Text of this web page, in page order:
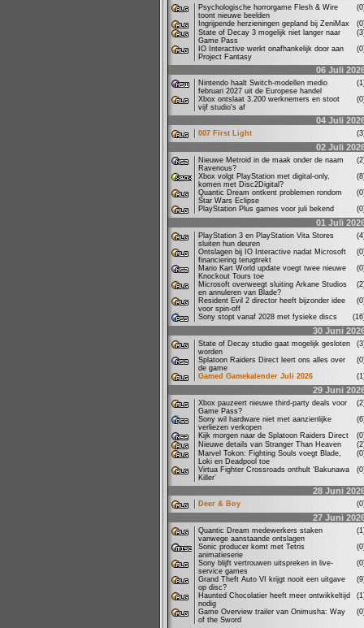
Psychologische horrorgame Flesh & Wire
toont nieuwe beelden
Ingrijpende herzieningen gepland bij ZeniMax
State of Decay 3 mogelijk niet langer naar
Game Pass
IO Interactive werkt onafhankelijk door aan
Project Fantasy
06 Juli
Nintendo haalt Switch-modellen medio
februari 2027 uit de Europese handel
Xbox ontslaat 3.200 werknemers en stoot
vijf studio's af
04 Juli
007 First Light
02 Juli
Nieuwe Metroid in de maak onder de naam
Ravenous?
Xbox volgt PlayStation met digital-only,
komen met Disc2Digital?
Quantic Dream ontkent problemen rondom
Star Wars Eclipse
PlayStation Plus games voor juli bekend
01 Juli
PlayStation 3 en PlayStation Vita Stores
sluiten hun deuren
Ontslagen bij IO Interactive nadat Microsoft
financiering terugtrekt
Mario Kart World update voegt twee nieuwe
Knockout Tours toe
Microsoft overweegt sluiting Arkane Studios
en annuleren van Blade?
Resident Evil 2 director heeft bijzonder idee
voor spin-off
Sony stopt vanaf 2028 met fysieke discs
30 Juni
State of Decay studio gaat mogelijk gesloten
worden
Splatoon Raiders Direct leert ons alles over
de game
Gamed Gamekalender Juli 2026
29 Juni
Xbox pauzeert nieuwe third-party deals voor
Game Pass?
Sony wil hardware niet met aanzienlijke
verliezen verkopen
Kijk morgen naar de Splatoon Raiders Direct
Nieuwe details van Stranger Than Heaven
Marvel Tokon: Fighting Souls voegt Blade,
Loki en Deadpool toe
Virtua Fighter Crossroads onthult ‘Bakunawa
Killer’
28 Juni
Deer & Boy
27 Juni
Quantic Dream medewerkers staken
vanwege aanstaande ontslagen
Sonic producer komt met Tetris
animatieserie
Sony blijft vertrouwen uitspreken in live-
service games
Grand Theft Auto VI krijgt nooit een uitgave
op disc?
Haunted Chocolatier heeft meer ontwikkeltijd
nodig
Game Overview trailer van Onimusha: Way
of the Sword